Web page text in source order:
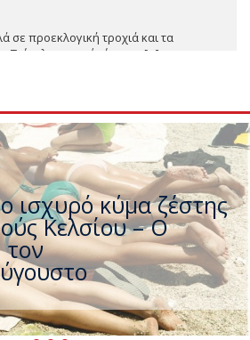
σε προεκλογική τροχιά και τα
Τρίκαλα φυσικό είναι να [...]
την ώρα